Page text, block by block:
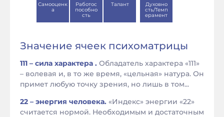
Самооценк
а
Работос
пособно
сть
Талант
Духовно
сть/Темп
ерамент
Значение ячеек психоматрицы
111 – сила характера . Обладатель характера «111»
– волевая и, в то же время, «цельная» натура. Он
примет любую точку зрения, но лишь в том...
22 – энергия человека. «Индекс» энергии «22»
считается нормой. Необходимым и достаточным